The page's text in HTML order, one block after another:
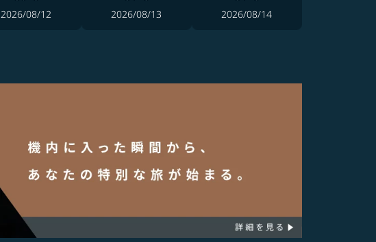
2026/08/12 2026/08/13 2026/08/14